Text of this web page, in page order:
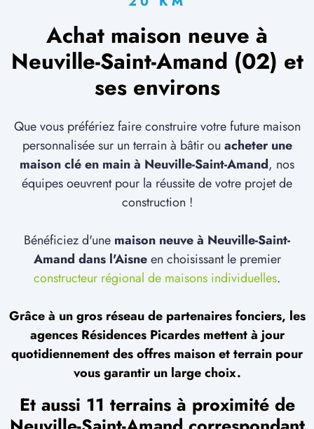
Achat maison neuve à
Neuville-Saint-Amand (02) et
ses environs
Que vous préfériez faire construire votre future maison
personnalisée sur un terrain à bâtir ou acheter une
maison clé en main à Neuville-Saint-Amand, nos
équipes oeuvrent pour la réussite de votre projet de
construction !
Bénéficiez d'une maison neuve à Neuville-Saint-
Amand dans l'Aisneen choisissant le premier
constructeur régional de maisons individuelles.
Grâce à un gros réseau de partenaires fonciers, les
agences Résidences Picardes mettent à jour
quotidiennement des offres maison et terrain pour
vous garantir un large choix.
Et aussi 11 terrains à proximité de